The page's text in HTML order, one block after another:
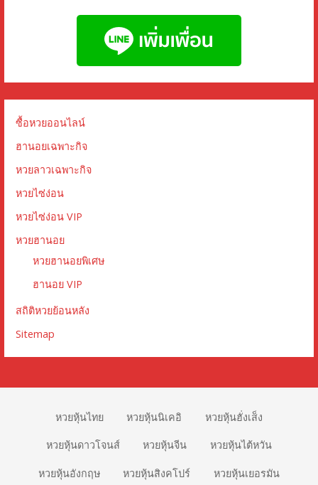
ซื้อหวยออนไลน์
ฮานอยเฉพาะกิจ
หวยลาวเฉพาะกิจ
หวยไซ่ง่อน
หวยไซ่ง่อน VIP
หวยฮานอย
หวยฮานอยพิเศษ
ฮานอย VIP
สถิติหวยย้อนหลัง
Sitemap
หวยหุ้นไทย หวยหุ้นนิเคอิ หวยหุ้นฮั่งเส็ง
หวยหุ้นดาวโจนส์ หวยหุ้นจีน หวยหุ้นไต้หวัน
หวยหุ้นอังกฤษ หวยหุ้นสิงคโปร์ หวยหุ้นเยอรมัน